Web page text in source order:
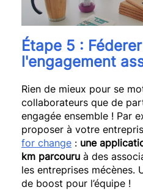
Étape 5 :
l'engagement
Rien de mieux pour se
collaborateurs que de
engagée ensemble ! Par
proposer à votre
for change : une
km parcouru à des
les entreprises mécènes.
de boost pour l’équipe !